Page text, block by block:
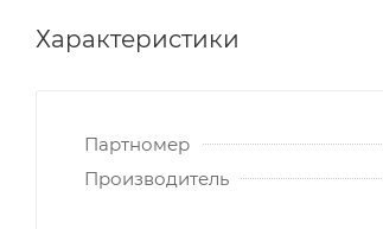
Характеристики
Партномер
Производитель